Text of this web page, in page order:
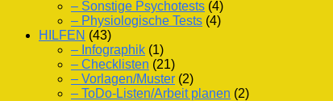
– Sonstige Psychotests (4)
– Physiologische Tests (4)
HILFEN (43)
– Infographik (1)
– Checklisten (21)
– Vorlagen/Muster (2)
– ToDo-Listen/Arbeit planen (2)